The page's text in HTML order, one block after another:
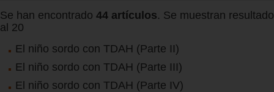
Se han encontrado 44 artículos. Se muestran
al 20
El niño sordo con TDAH (Parte II)
El niño sordo con TDAH (Parte III)
El niño sordo con TDAH (Parte IV)